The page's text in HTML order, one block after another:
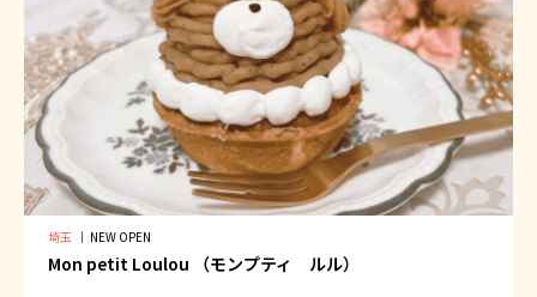
埼玉 ｜ NEW OPEN
Mon petit Loulou （モンプティ ルル）